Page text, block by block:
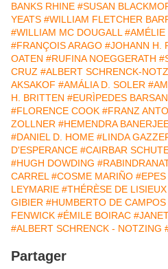
BANKS RHINE #SUSAN
YEATS #WILLIAM FLETCHER
#WILLIAM MC DOUGALL #AMÉLIE
#FRANÇOIS ARAGO #JOHANN H.
OATEN #RUFINA NOEGGERATH
CRUZ #ALBERT SCHRENCK-
AKSAKOF #AMÁLIA D. SOLER
H. BRITTEN #EURÌPEDES
#FLORENCE COOK #FRANZ
ZOLLNER #HEMENDRA
#DANIEL D. HOME #LINDA
D'ESPERANCE #CAIRBAR
#HUGH DOWDING
CARREL #COSME MARIÑO
LEYMARIE #THÉRÈSE DE LISIEUX
GIBIER #HUMBERTO DE CAMPOS
FENWICK #ÉMILE BOIRAC
#ALBERT SCHRENCK - NOTZING
Partager